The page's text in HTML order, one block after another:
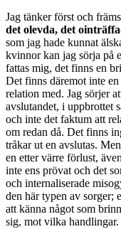
Jag tänker först och
det olevda, det
som jag hade kunnat
kvinnor kan jag sörja på
fattas mig, det finns en
Det finns däremot inte
relation med. Jag sörjer
avslutandet, i uppbrottet
och inte det faktum att
om redan då. Det finns
tråkar ut en avslutas.
en etter värre förlust,
inte ens prövat och det
och internaliserade
den här typen av sorger;
att känna något som
sig, mot vilka handlingar.